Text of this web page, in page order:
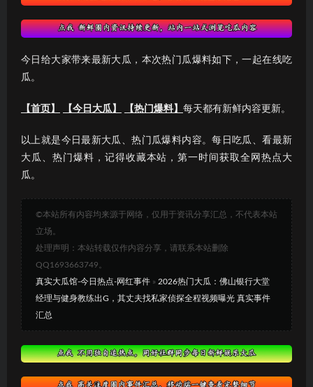
今日给大家带来最新大瓜，本次热门瓜爆料如下，一起在线吃
瓜。
【首页】 【今日大瓜】 【热门爆料】 每天都有新鲜内容更新。
以上就是今日最新大瓜、热门瓜爆料内容。每日吃瓜、看最新
大瓜、热门爆料，记得收藏本站，第一时间获取全网热点大
瓜。
©本站所有内容均来源于网络，仅用于资讯分享汇总，不代表本站
立场。
处理声明：本站转载仅作内容分享，请联系本站删除
QQ1693663749。
真实大瓜馆-今日热点-网红事件 » 2026热门大瓜：佛山银行大堂
经理与健身教练出G，其丈夫找私家侦探全程视频曝光 真实事件
汇总